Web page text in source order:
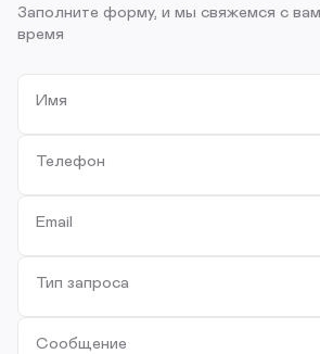
Заполните форму, и мы свяжемся с
время
Имя
Телефон
Email
Тип запроса
Сообщение